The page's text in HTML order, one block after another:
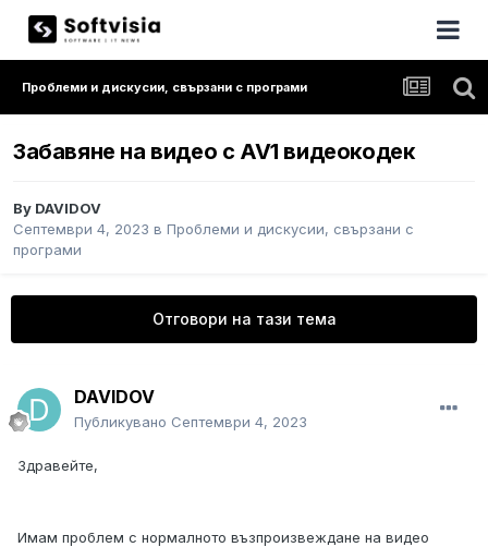
Проблеми и дискусии, свързани с програми
Забавяне на видео с AV1 видеокодек
By DAVIDOV
Септември 4, 2023 в Проблеми и дискусии, свързани с
програми
Отговори на тази тема
DAVIDOV
Публикувано Септември 4, 2023
Здравейте,
Имам проблем с нормалното възпроизвеждане на видео